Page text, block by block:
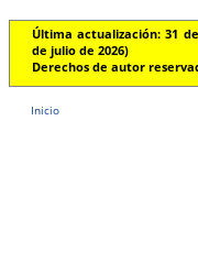
Última actualización: 31
de julio de 2026)
Derechos de autor
Inicio